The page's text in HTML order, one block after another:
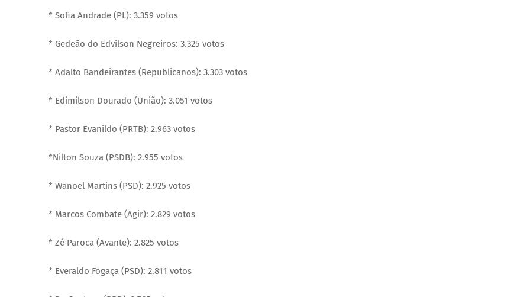
* Sofia Andrade (PL): 3.359 votos
* Gedeão do Edvilson Negreiros: 3.325 votos
* Adalto Bandeirantes (Republicanos): 3.303 votos
* Edimilson Dourado (União): 3.051 votos
* Pastor Evanildo (PRTB): 2.963 votos
*Nilton Souza (PSDB): 2.955 votos
* Wanoel Martins (PSD): 2.925 votos
* Marcos Combate (Agir): 2.829 votos
* Zé Paroca (Avante): 2.825 votos
* Everaldo Fogaça (PSD): 2.811 votos